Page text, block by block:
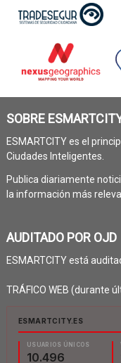
SOBRE
ESMARTCITY es el
Ciudades Inteligentes.
Publica diariamente
la información más
AUDITADO POR OJD
ESMARTCITY está
TRÁFICO WEB (durante